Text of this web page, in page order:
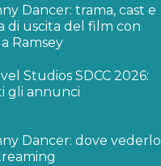
Dancer: trama, cast e
di uscita del film con
Ramsey
Studios SDCC 2026:
gli annunci
Dancer: dove vederlo